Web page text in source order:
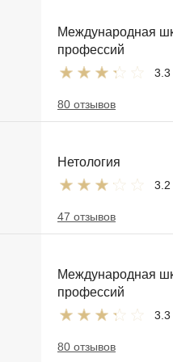
Международная
профессий
3.3
80 отзывов
Нетология
3.2
47 отзывов
Международная
профессий
3.3
80 отзывов